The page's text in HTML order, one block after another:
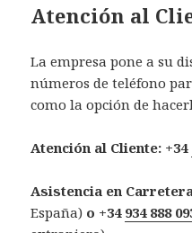
Atención al
La empresa pone a su
números de teléfono
como la opción de
Atención al Cliente: +34
Asistencia en
España) o +34 934 888